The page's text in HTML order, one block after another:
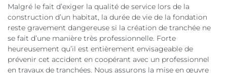
Malgré le fait d’exiger la qualité de service lors de la
construction d’un habitat, la durée de vie de la fondation
reste gravement dangereuse si la création de tranchée ne
se fait d’une manière très professionnelle. Forte
heureusement qu’il est entièrement envisageable de
prévenir cet accident en coopérant avec un professionnel
en travaux de tranchées. Nous assurons la mise en œuvre